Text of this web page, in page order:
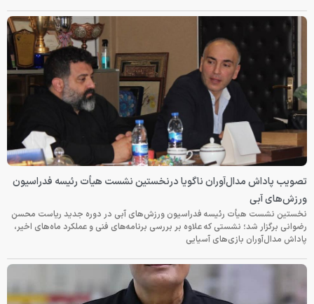
تصویب پاداش مدال‌آوران ناگویا درنخستین نشست هیأت رئیسه فدراسیون
ورزش‌های آبی
نخستین نشست هیأت رئیسه فدراسیون ورزش‌های آبی در دوره جدید ریاست محسن
رضوانی برگزار شد؛ نشستی که علاوه بر بررسی برنامه‌های فنی و عملکرد ماه‌های اخیر،
پاداش مدال‌آوران بازی‌های آسیایی